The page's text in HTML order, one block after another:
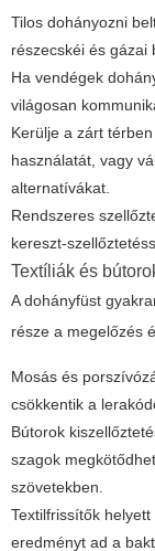
Tilos dohányozni
részecskéi és gázai
Ha vendégek
világosan
Kerülje a zárt
használatát, vagy
alternatívákat.
Rendszeres
kereszt-
Textíliák és
A dohányfüst
része a megelőzés
Mosás és
csökkentik a
Bútorok
szagok
szövetekben.
Textilfrissítők
eredményt ad a